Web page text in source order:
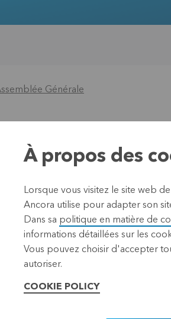
Générale
À propos des
Lorsque vous visitez le site web
Ancora utilise pour adapter son
Dans sa politique en matière de
informations détaillées sur les
Vous pouvez choisir d'accepter
autoriser.
COOKIE POLICY